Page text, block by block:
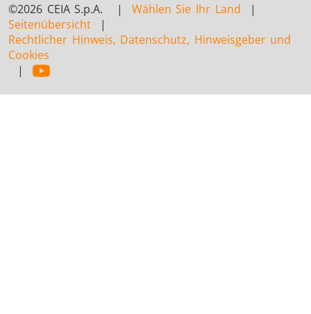
©2026 CEIA S.p.A. | Wählen Sie Ihr Land |
Seitenübersicht |
Rechtlicher Hinweis, Datenschutz, Hinweisgeber und
Cookies
|